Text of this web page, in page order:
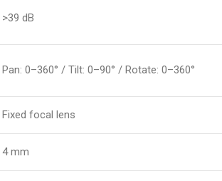
>39 dB
Pan: 0–360° / Tilt: 0–90° / Rotate: 0–360°
Fixed focal lens
4 mm